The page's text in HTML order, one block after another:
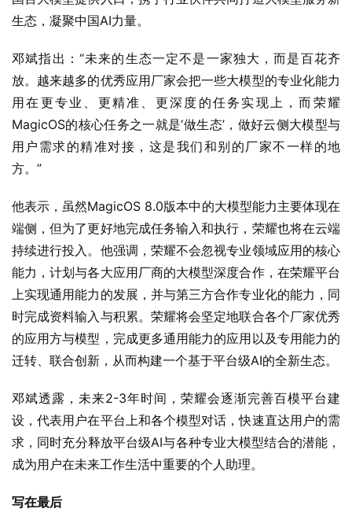
生态，凝聚中国AI力量。
邓斌指出：“未来的生态一定不是一家独大，而是百花齐
放。越来越多的优秀应用厂家会把一些大模型的专业化能力
用在更专业、更精准、更深度的任务实现上，而荣耀
MagicOS的核心任务之一就是‘做生态’，做好云侧大模型与
用户需求的精准对接，这是我们和别的厂家不一样的地
方。”
他表示，虽然MagicOS 8.0版本中的大模型能力主要体现在
端侧，但为了更好地完成任务输入和执行，荣耀也将在云端
持续进行投入。他强调，荣耀不会忽视专业领域应用的核心
能力，计划与各大应用厂商的大模型深度合作，在荣耀平台
上实现通用能力的发展，并与第三方合作专业化的能力，同
时完成资料输入与积累。荣耀将会坚定地联合各个厂家优秀
的应用方与模型，完成更多通用能力的应用以及专用能力的
迁转、联合创新，从而构建一个基于平台级AI的全新生态。
邓斌透露，未来2-3年时间，荣耀会逐渐完善百模平台建
设，代表用户在平台上和各个模型对话，快速直达用户的需
求，同时充分释放平台级AI与各种专业大模型结合的潜能，
成为用户在未来工作生活中重要的个人助理。
写在最后